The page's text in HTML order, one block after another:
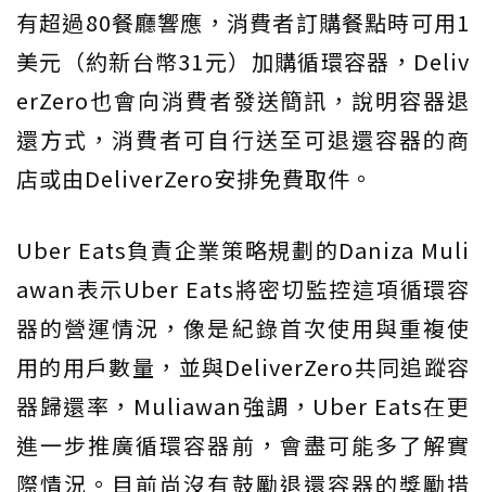
有超過80餐廳響應，消費者訂購餐點時可用1
美元（約新台幣31元）加購循環容器，Deliv
erZero也會向消費者發送簡訊，說明容器退
還方式，消費者可自行送至可退還容器的商
店或由DeliverZero安排免費取件。
Uber Eats負責企業策略規劃的Daniza Muli
awan表示Uber Eats將密切監控這項循環容
器的營運情況，像是紀錄首次使用與重複使
用的用戶數量，並與DeliverZero共同追蹤容
器歸還率，Muliawan強調，Uber Eats在更
進一步推廣循環容器前，會盡可能多了解實
際情況。目前尚沒有鼓勵退還容器的獎勵措